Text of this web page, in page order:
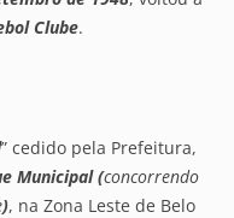
Clube.
” cedido pela Prefeitura,
Municipal (concorrendo
), na Zona Leste de Belo